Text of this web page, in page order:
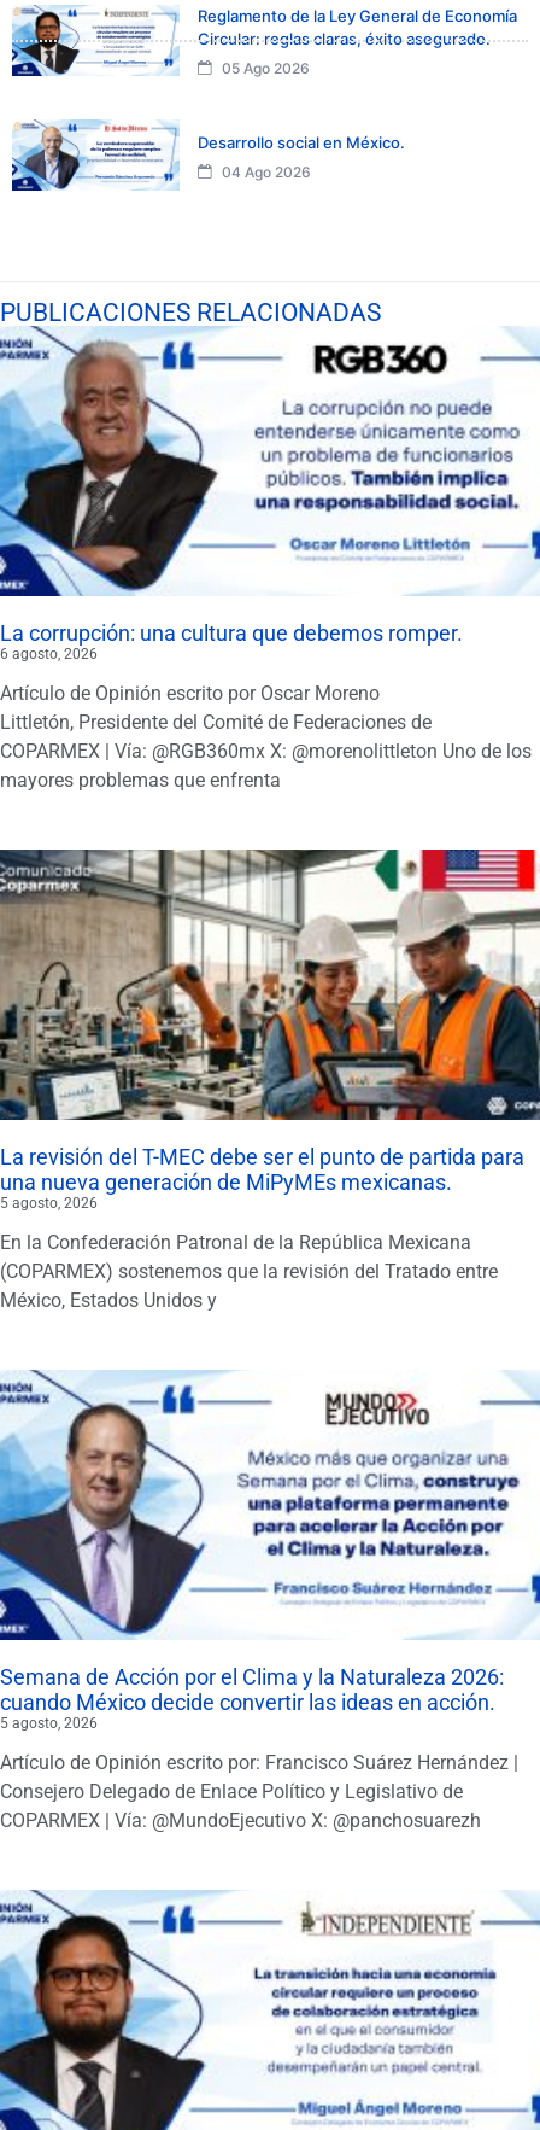
Reglamento de la Ley General de Economía
Circular: reglas claras, éxito asegurado.
05 Ago 2026
Desarrollo social en México.
04 Ago 2026
PUBLICACIONES RELACIONADAS
La corrupción: una cultura que debemos romper.
6 agosto, 2026
Artículo de Opinión escrito por Oscar Moreno
Littletón, Presidente del Comité de Federaciones de
COPARMEX | Vía: @RGB360mx X: @morenolittleton Uno de los
mayores problemas que enfrenta
La revisión del T-MEC debe ser el punto de partida para
una nueva generación de MiPyMEs mexicanas.
5 agosto, 2026
En la Confederación Patronal de la República Mexicana
(COPARMEX) sostenemos que la revisión del Tratado entre
México, Estados Unidos y
Semana de Acción por el Clima y la Naturaleza 2026:
cuando México decide convertir las ideas en acción.
5 agosto, 2026
Artículo de Opinión escrito por: Francisco Suárez Hernández |
Consejero Delegado de Enlace Político y Legislativo de
COPARMEX | Vía: @MundoEjecutivo X: @panchosuarezh